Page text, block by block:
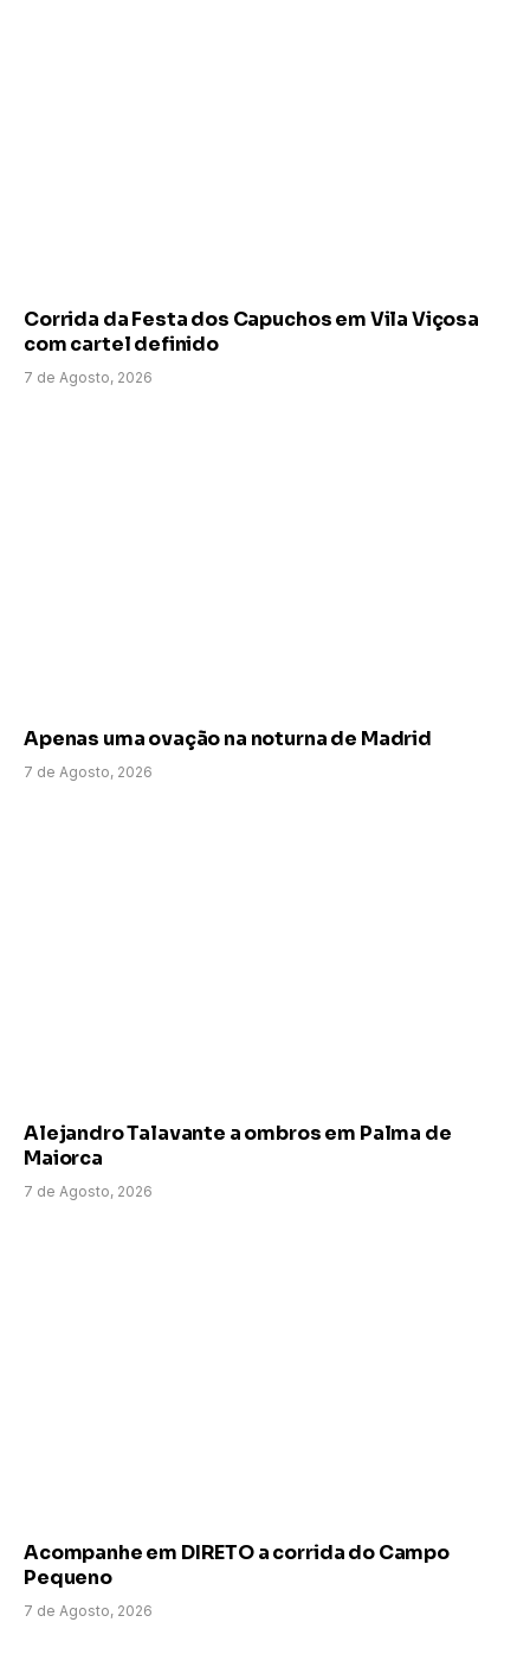
Corrida da Festa dos Capuchos em Vila Viçosa
com cartel definido
7 de Agosto, 2026
Apenas uma ovação na noturna de Madrid
7 de Agosto, 2026
Alejandro Talavante a ombros em Palma de
Maiorca
7 de Agosto, 2026
Acompanhe em DIRETO a corrida do Campo
Pequeno
7 de Agosto, 2026